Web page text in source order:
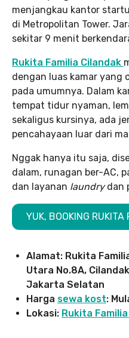
menjangkau kantor
di Metropolitan Tower.
sekitar 9 menit
Rukita Familia Cilandak
dengan luas kamar yang
pada umumnya. Dalam
tempat tidur nyaman,
sekaligus kursinya, ada
pencahayaan luar dari
Nggak hanya itu saja,
dalam, runagan ber-AC,
dan layanan laundrydan
YUK, BOOKING RUKITA
Alamat: Rukita
Utara No.8A,
Jakarta Selatan
Harga sewa kost:
Lokasi: Rukita